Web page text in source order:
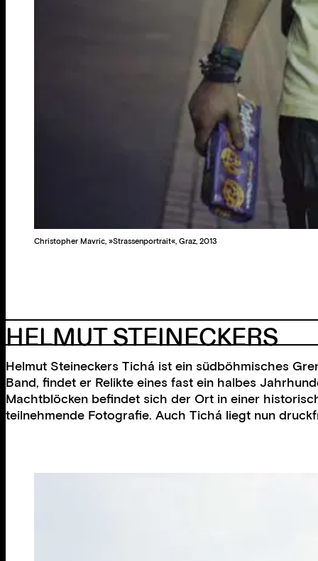
Christopher Mavric, »Strassenportrait«, Graz, 2013
HELMUT STEINECKERS
Helmut Steineckers Tichá ist ein südböhmisches
Band, findet er Relikte eines fast ein halbes
Machtblöcken befindet sich der Ort in einer
teilnehmende Fotografie. Auch Tichá liegt nun